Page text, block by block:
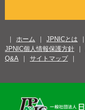
ホーム JPNICとは
JPNIC個人情報保護方針
Q&A
サイトマップ